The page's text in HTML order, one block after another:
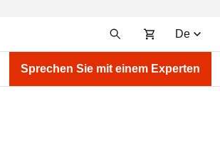
De
Sprechen Sie mit einem Experten